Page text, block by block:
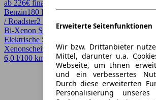
Erweiterte Seitenfunktionen
Wir bzw. Drittanbieter
Mittel, darunter u.a.
Webseite, um Ihnen
und ein verbessertes
Durch diese erweiterten
Personalisierung
ab 226€ finanzieren ↗
Benzin180 PS (132 kW)32.950 kmEZ 06/2018
/ Roadster2 Türen
Bi-Xenon Scheinwerfer, Einparkhilfe,
Elektrische Sitze, Garantie, Sportpaket,
Xenonscheinwerfer
6,0 l/100 km (komb.)* · CO2-Klasse E